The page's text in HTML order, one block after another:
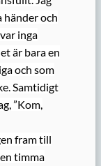
händer och
inga
är bara en
och som
Samtidigt
”Kom,
fram till
timma